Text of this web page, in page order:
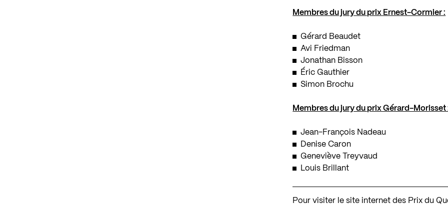
Membres du jury du prix Ernest-Cormier :
Gérard Beaudet
Avi Friedman
Jonathan Bisson
Éric Gauthier
Simon Brochu
Membres du jury du prix Gérard-Morisset
Jean-François Nadeau
Denise Caron
Geneviève Treyvaud
Louis Brillant
Pour visiter le site internet des Prix du